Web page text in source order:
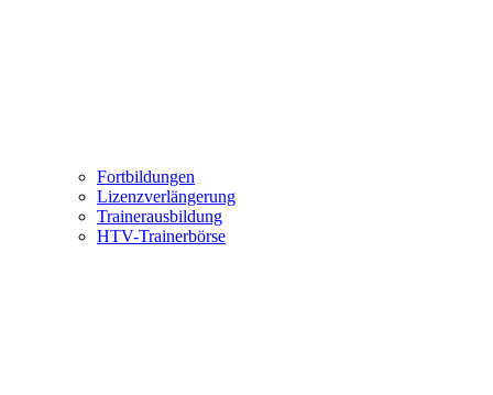
Fortbildungen
Lizenzverlängerung
Trainerausbildung
HTV-Trainerbörse